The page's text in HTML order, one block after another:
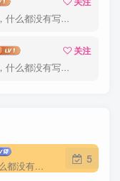
什么都没有写...
关注
什么都没有写...
这家伙很懒，什么都没有写...
5